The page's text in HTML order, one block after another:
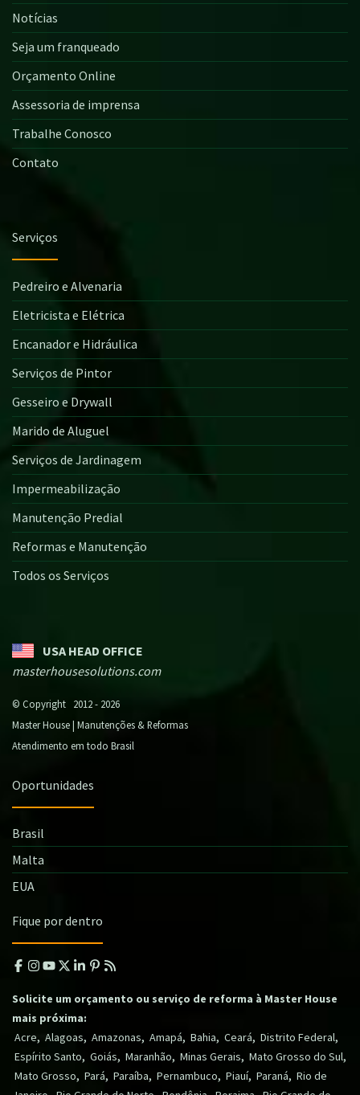
Notícias
Seja um franqueado
Orçamento Online
Assessoria de imprensa
Trabalhe Conosco
Contato
Serviços
Pedreiro e Alvenaria
Eletricista e Elétrica
Encanador e Hidráulica
Serviços de Pintor
Gesseiro e Drywall
Marido de Aluguel
Serviços de Jardinagem
Impermeabilização
Manutenção Predial
Reformas e Manutenção
Todos os Serviços
USA HEAD OFFICE
masterhousesolutions.com
© Copyright 2012 - 2026
Master House | Manutenções & Reformas
Atendimento em todo Brasil
Oportunidades
Brasil
Malta
EUA
Fique por dentro
Solicite um orçamento ou serviço de reforma à Master House
mais próxima:
Acre, Alagoas, Amazonas, Amapá, Bahia, Ceará, Distrito Federal,
Espírito Santo, Goiás, Maranhão, Minas Gerais, Mato Grosso do Sul,
Mato Grosso, Pará, Paraíba, Pernambuco, Piauí, Paraná, Rio de